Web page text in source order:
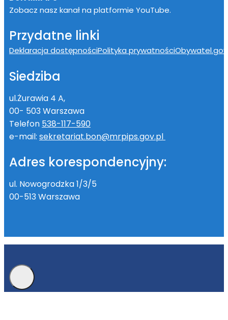
Zobacz nasz kanał na platformie YouTube.
Przydatne linki
Deklaracja dostępnościPolityka prywatności
Siedziba
ul.Żurawia 4 A,
00- 503 Warszawa
Telefon 538-117-590
e-mail: sekretariat.bon@mrpips.gov.pl
Adres korespondencyjny:
ul. Nowogrodzka 1/3/5
00-513 Warszawa